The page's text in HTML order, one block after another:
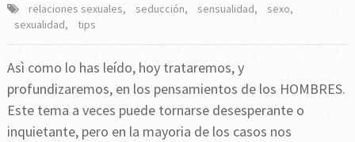
relaciones sexuales, seducción, sensualidad, sexo,
sexualidad, tips
Asì como lo has leído, hoy trataremos, y
profundizaremos, en los pensamientos de los HOMBRES.
Este tema a veces puede tornarse desesperante o
inquietante, pero en la mayoria de los casos nos